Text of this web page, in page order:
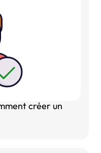
créer un